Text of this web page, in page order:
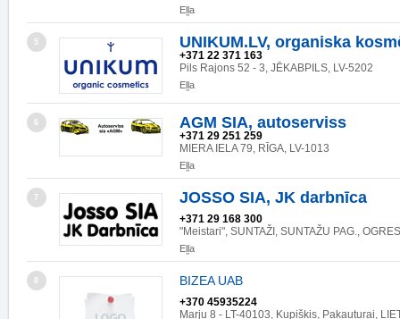
Eļļa
5 UNIKUM.LV, organiska
+371 22 371 163
Pils Rajons 52 - 3, JĒKABPILS, LV-5202
Eļļa
6 AGM SIA, autoserviss
+371 29 251 259
MIERA IELA 79, RĪGA, LV-1013
Eļļa
7 JOSSO SIA, JK darbnīca
+371 29 168 300
"Meistari", SUNTAŽI, SUNTAŽU PAG.,
Eļļa
8 BIZEA UAB
+370 45935224
Marju 8 - LT-40103, Kupiškis, Pakauturai,